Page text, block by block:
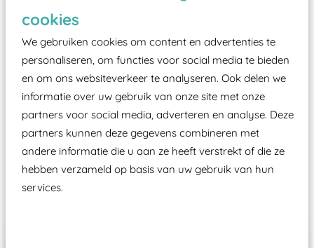
cookies
We gebruiken cookies om content en advertenties te
personaliseren, om functies voor social media te bieden
en om ons websiteverkeer te analyseren. Ook delen we
informatie over uw gebruik van onze site met onze
partners voor social media, adverteren en analyse. Deze
partners kunnen deze gegevens combineren met
andere informatie die u aan ze heeft verstrekt of die ze
hebben verzameld op basis van uw gebruik van hun
services.
Elk speeltoestel in de openbare ruimte voorzien
moet zijn van een typekeuring, -plaatje en
certificering, uitgegeven door een Nederlands
aangewezen keuringsinstantie?
Wij ook speeltoestellen kunnen laten keuren zodat
ze toch binnen het Warenwetbesluit Attractie- en
Speeltoestellen vallen?
Past er goed bij